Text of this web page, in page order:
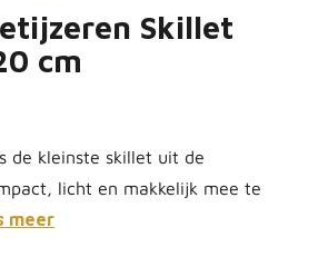
Skillet
cm
de kleinste skillet uit de
licht en makkelijk mee te
meer